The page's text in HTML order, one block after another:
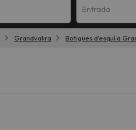
Entrada
Grandvalira Botigues d'esquí a